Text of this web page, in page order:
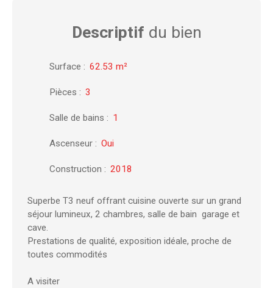
Descriptif du bien
Surface : 62.53 m²
Pièces : 3
Salle de bains : 1
Ascenseur : Oui
Construction : 2018
Superbe T3 neuf offrant cuisine ouverte sur un grand
séjour lumineux, 2 chambres, salle de bain garage et
cave.
Prestations de qualité, exposition idéale, proche de
toutes commodités
A visiter